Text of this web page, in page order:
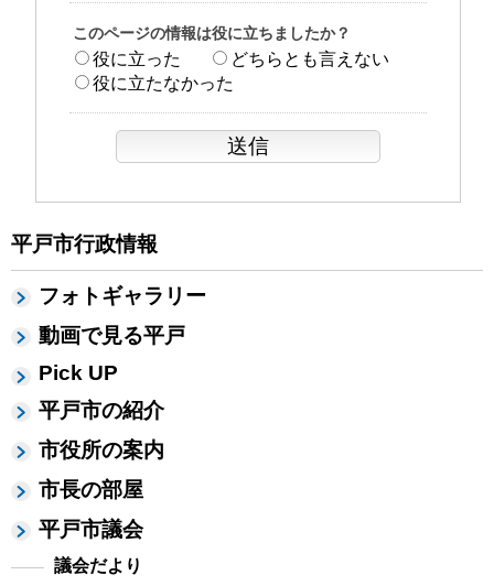
平戸市行政情報
フォトギャラリー
動画で見る平戸
Pick UP
平戸市の紹介
市役所の案内
市長の部屋
平戸市議会
議会だより
このページの情報は役に立ちましたか？
役に立った
どちらとも言えない
役に立たなかった